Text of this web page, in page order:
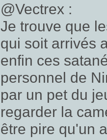
@Vectrex :
Je trouve que
qui soit arrivés
enfin ces
personnel de
par un pet du
regarder la
être pire qu'un